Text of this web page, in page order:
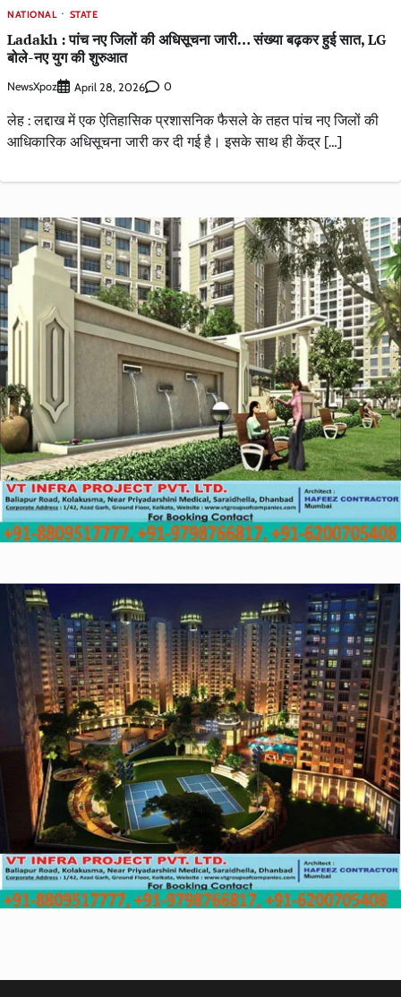
NATIONAL STATE
Ladakh : पांच नए जिलों की अधिसूचना जारी… संख्या बढ़कर हुई सात, LG
बोले-नए युग की शुरुआत
NewsXpoz April 28, 2026 0
लेह : लद्दाख में एक ऐतिहासिक प्रशासनिक फैसले के तहत पांच नए जिलों की
आधिकारिक अधिसूचना जारी कर दी गई है। इसके साथ ही केंद्र […]